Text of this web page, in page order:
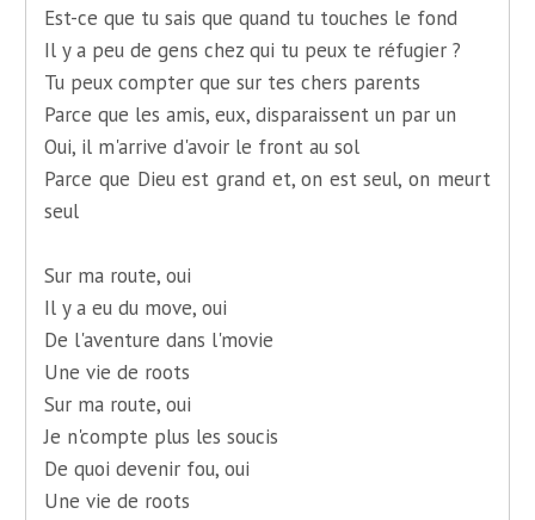
Est-ce que tu sais que quand tu touches le fond
Il y a peu de gens chez qui tu peux te réfugier ?
Tu peux compter que sur tes chers parents
Parce que les amis, eux, disparaissent un par un
Oui, il m'arrive d'avoir le front au sol
Parce que Dieu est grand et, on est seul, on meurt
seul
Sur ma route, oui
Il y a eu du move, oui
De l'aventure dans l'movie
Une vie de roots
Sur ma route, oui
Je n'compte plus les soucis
De quoi devenir fou, oui
Une vie de roots